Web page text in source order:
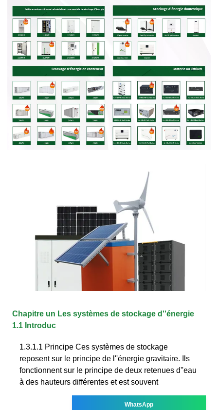
Chapitre un Les systèmes de stockage d''énergie
1.1 Introduc
1.3.1.1 Principe Ces systèmes de stockage
reposent sur le principe de l''énergie gravitaire. Ils
fonctionnent sur le principe de deux retenues d''eau
à des hauteurs différentes et est souvent
WhatsApp